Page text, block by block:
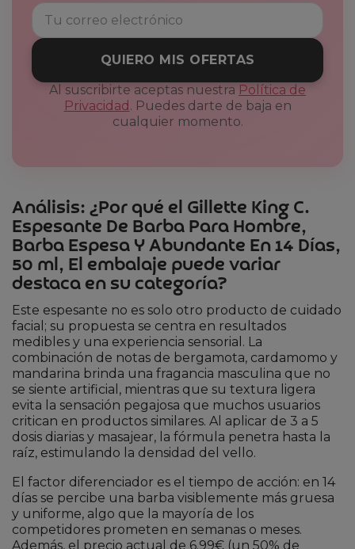
QUIERO MIS OFERTAS
Al suscribirte aceptas nuestra Política de
Privacidad . Puedes darte de baja en
cualquier momento.
Análisis: ¿Por qué el Gillette King C.
Espesante De Barba Para Hombre,
Barba Espesa Y Abundante En 14 Días,
50 ml, El embalaje puede variar
destaca en su categoría?
Este espesante no es solo otro producto de cuidado
facial; su propuesta se centra en resultados
medibles y una experiencia sensorial. La
combinación de notas de bergamota, cardamomo y
mandarina brinda una fragancia masculina que no
se siente artificial, mientras que su textura ligera
evita la sensación pegajosa que muchos usuarios
critican en productos similares. Al aplicar de 3 a 5
dosis diarias y masajear, la fórmula penetra hasta la
raíz, estimulando la densidad del vello.
El factor diferenciador es el tiempo de acción: en 14
días se percibe una barba visiblemente más gruesa
y uniforme, algo que la mayoría de los
competidores prometen en semanas o meses.
Además, el precio actual de 6.99€ (un 50% de